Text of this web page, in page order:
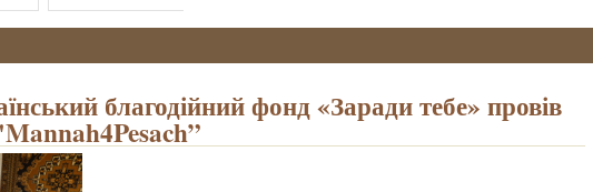
благодійний фонд «Заради тебе» провів